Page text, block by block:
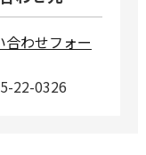
合わせフォー
22-0326